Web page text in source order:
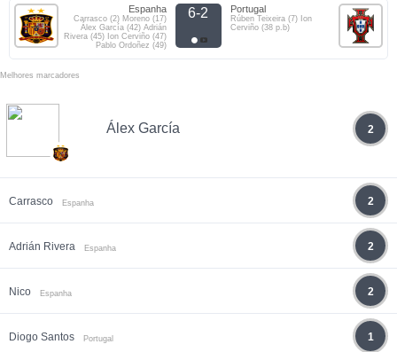
Espanha
Carrasco (2) Moreno (17)
Álex García (42) Adrián
Rivera (45) Ion Cerviño (47)
Pablo Ordoñez (49)
6-2 Portugal
Rúben Teixeira (7) Ion
Cerviño (38 p.b)
Melhores marcadores
Álex García 2
Carrasco Espanha 2
Adrián Rivera Espanha 2
Nico Espanha 2
Diogo Santos Portugal 1